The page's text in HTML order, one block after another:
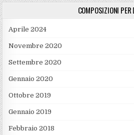
COMPOSIZIONI PER
Aprile 2024
Novembre 2020
Settembre 2020
Gennaio 2020
Ottobre 2019
Gennaio 2019
Febbraio 2018